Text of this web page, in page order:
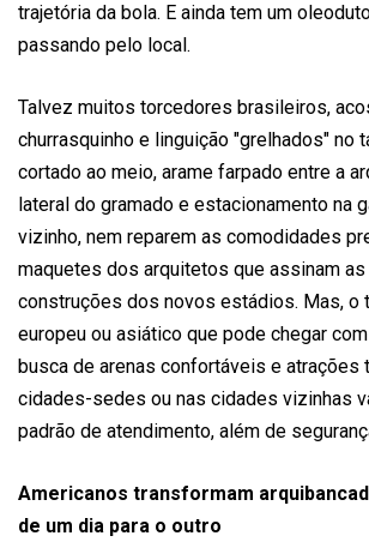
trajetória da bola. E ainda tem um
passando pelo local.
Talvez muitos torcedores brasileiros,
churrasquinho e linguição "grelhados" no
cortado ao meio, arame farpado entre a
lateral do gramado e estacionamento na
vizinho, nem reparem as comodidades
maquetes dos arquitetos que assinam
construções dos novos estádios. Mas, o
europeu ou asiático que pode chegar
busca de arenas confortáveis e atrações
cidades-sedes ou nas cidades vizinhas
padrão de atendimento, além de
Americanos transformam
de um dia para o outro